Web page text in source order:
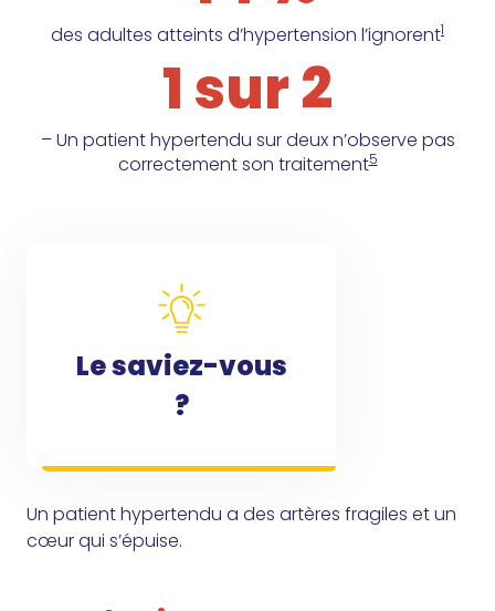
des adultes atteints d’hypertension l’ignorent1
1 sur 2
– Un patient hypertendu sur deux n’observe pas
correctement son traitement5
Le saviez-vous
?
Un patient hypertendu a des artères fragiles et un
cœur qui s’épuise.